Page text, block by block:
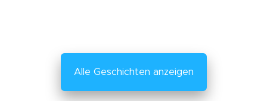
Alle Geschichten anzeigen